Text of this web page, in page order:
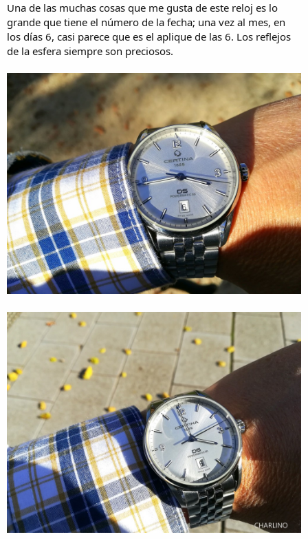
Una de las muchas cosas que me gusta de este reloj es lo
grande que tiene el número de la fecha; una vez al mes, en
los días 6, casi parece que es el aplique de las 6. Los reflejos
de la esfera siempre son preciosos.